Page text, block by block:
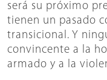
será su próximo
tienen un pasado
transicional. Y
convincente a la
armado y a la